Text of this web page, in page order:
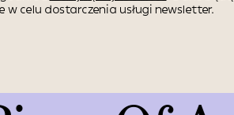
w celu dostarczenia usługi newsletter.